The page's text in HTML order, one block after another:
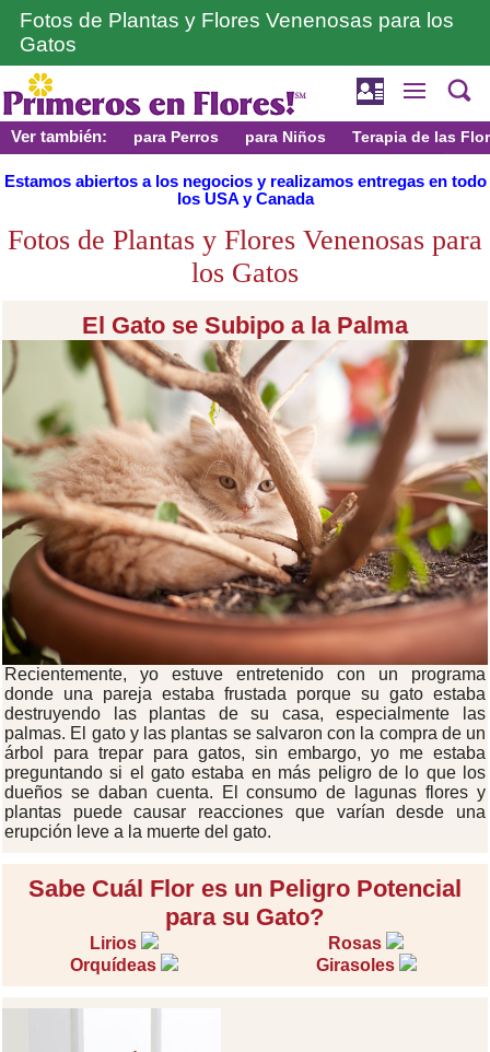
Fotos de Plantas y Flores Venenosas para los
Gatos
Ver también: para Perros para Niños Terapia de las
Estamos abiertos a los negocios y realizamos entregas en todo
los USA y Canada
Fotos de Plantas y Flores Venenosas para
los Gatos
El Gato se Subipo a la Palma
Recientemente, yo estuve entretenido con un programa
donde una pareja estaba frustada porque su gato estaba
destruyendo las plantas de su casa, especialmente las
palmas. El gato y las plantas se salvaron con la compra de un
árbol para trepar para gatos, sin embargo, yo me estaba
preguntando si el gato estaba en más peligro de lo que los
dueños se daban cuenta. El consumo de lagunas flores y
plantas puede causar reacciones que varían desde una
erupción leve a la muerte del gato.
Sabe Cuál Flor es un Peligro Potencial
para su Gato?
Lirios
Rosas
Orquídeas
Girasoles